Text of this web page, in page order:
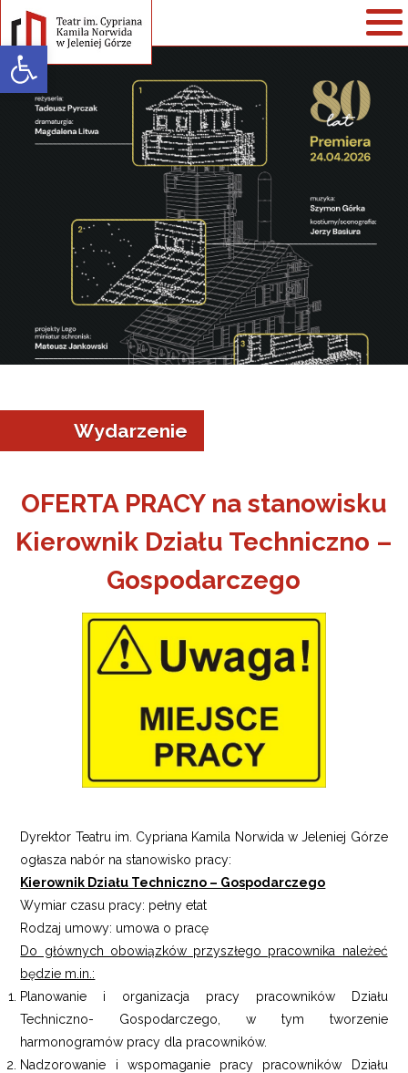
Open toolbar
w Jeleniej Górze
Wydarzenie
OFERTA PRACY na stanowisku
Kierownik Działu Techniczno –
Gospodarczego
Dyrektor Teatru im. Cypriana Kamila Norwida w Jeleniej Górze
ogłasza nabór na stanowisko pracy:
Kierownik Działu Techniczno – Gospodarczego
Wymiar czasu pracy: pełny etat
Rodzaj umowy: umowa o pracę
Do głównych obowiązków przyszłego pracownika należeć
będzie m.in.:
Planowanie i organizacja pracy pracowników Działu
Techniczno- Gospodarczego, w tym tworzenie
harmonogramów pracy dla pracowników.
Nadzorowanie i wspomaganie pracy pracowników Działu